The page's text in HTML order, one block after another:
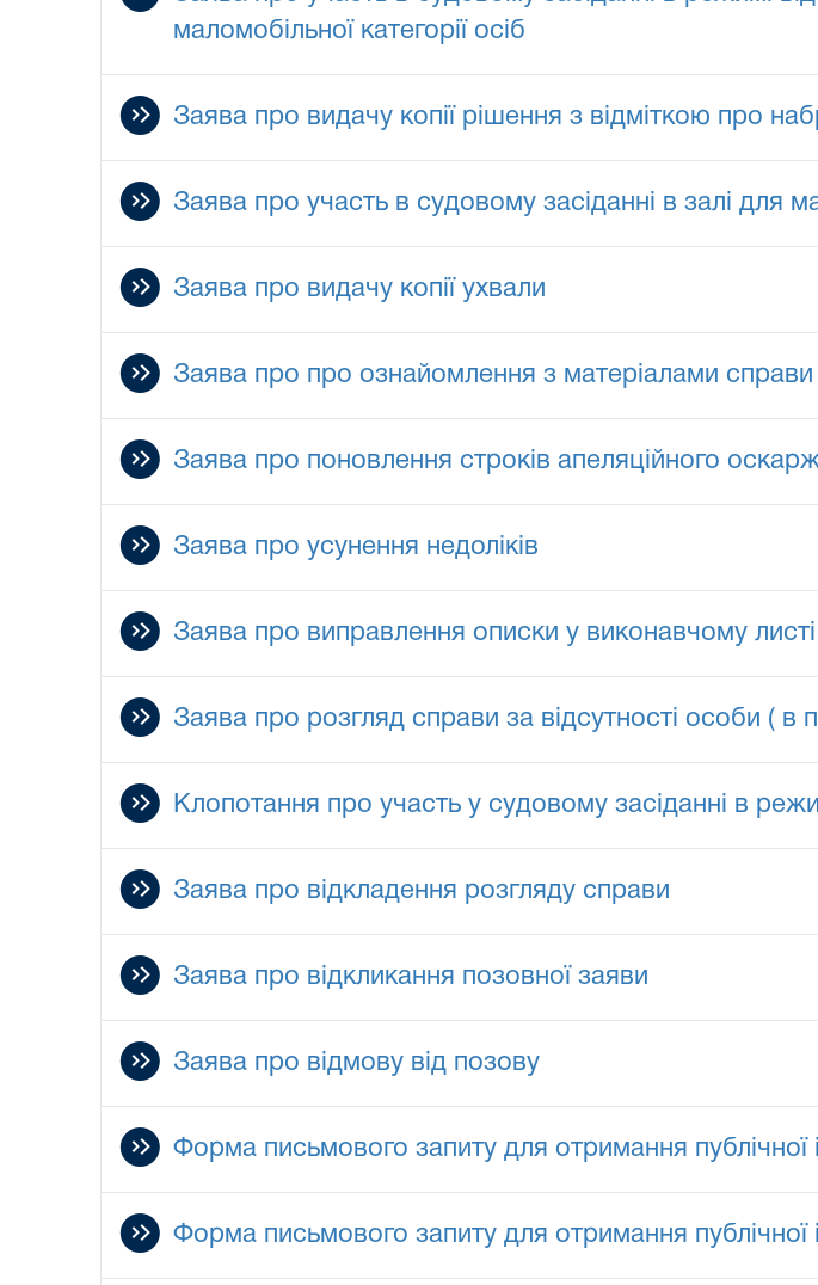
маломобільної категорії осіб
Заява про видачу копії рішення з відміткою про
Заява про участь в судовому засіданні в залі для
Заява про видачу копії ухвали
Заява про про ознайомлення з матеріалами справи
Заява про поновлення строків апеляційного
Заява про усунення недоліків
Заява про виправлення описки у виконавчому листі
Заява про розгляд справи за відсутності особи (
Клопотання про участь у судовому засіданні в
Заява про відкладення розгляду справи
Заява про відкликання позовної заяви
Заява про відмову від позову
Форма письмового запиту для отримання публічної
Форма письмового запиту для отримання публічної